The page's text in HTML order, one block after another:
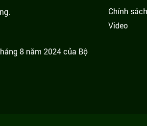
8 năm 2024 của Bộ
Chính sách
Video